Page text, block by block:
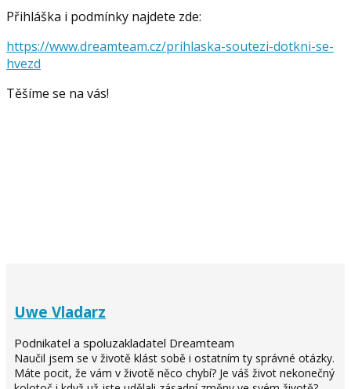
Přihláška i podmínky najdete zde:
https://www.dreamteam.cz/prihlaska-soutezi-dotkni-se-
hvezd
Těšíme se na vás!
Uwe Vladarz
Podnikatel a spoluzakladatel Dreamteam
Naučil jsem se v životě klást sobě i ostatním ty správné otázky.
Máte pocit, že vám v životě něco chybí? Je váš život nekonečný